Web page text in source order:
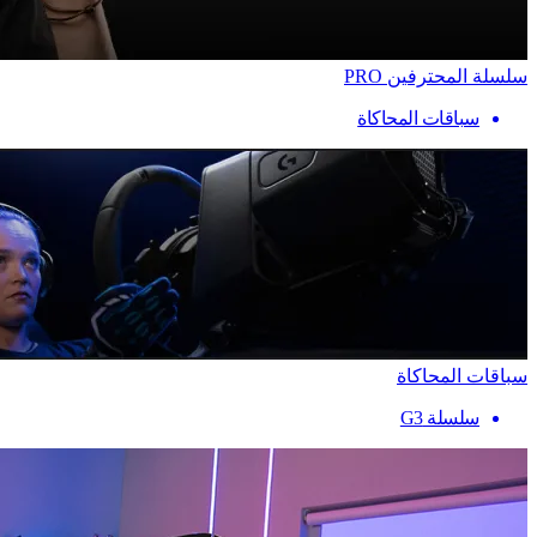
سلسلة المحترفين PRO
سباقات المحاكاة
سباقات المحاكاة
سلسلة G3